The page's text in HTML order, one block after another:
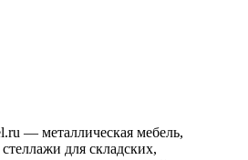
— металлическая мебель,
для складских,